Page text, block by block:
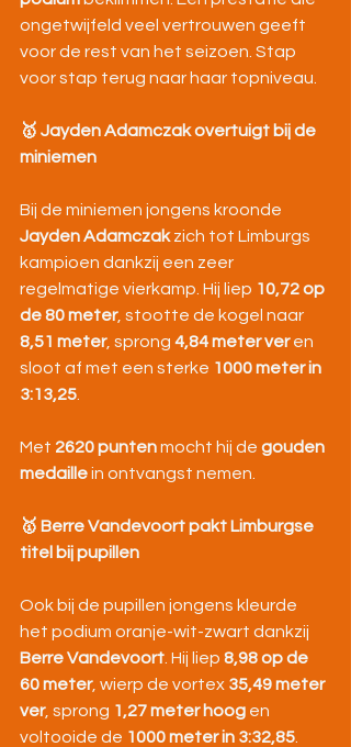
ongetwijfeld veel vertrouwen geeft
voor de rest van het seizoen. Stap
voor stap terug naar haar topniveau.
🥇 Jayden Adamczak overtuigt bij de
miniemen
Bij de miniemen jongens kroonde
Jayden Adamczak zich tot Limburgs
kampioen dankzij een zeer
regelmatige vierkamp. Hij liep 10,72 op
de 80 meter, stootte de kogel naar
8,51 meter, sprong 4,84 meter ver en
sloot af met een sterke 1000 meter in
3:13,25
Met 2620 punten mocht hij de gouden
medaille in ontvangst nemen.
🥇 Berre Vandevoort pakt Limburgse
titel bij pupillen
Ook bij de pupillen jongens kleurde
het podium oranje-wit-zwart dankzij
Berre Vandevoort . Hij liep 8,98 op de
60 meter, wierp de vortex 35,49 meter
ver, sprong 1,27 meter hoog en
voltooide de 1000 meter in 3:32,85